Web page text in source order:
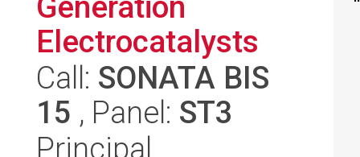
Electrocatalysts
Call: SONATA BIS
15 , Panel: ST3
Principal